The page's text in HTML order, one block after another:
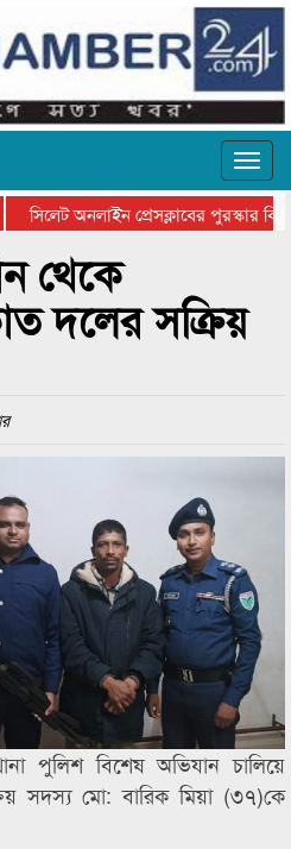
সিলেট অনলাইন প্রেসক্লাবের পুরস্কার
থেকে
দলের সক্রিয়
পুলিশ বিশেষ অভিযান চালিয়ে
সদস্য মো: বারিক মিয়া (৩৭)কে